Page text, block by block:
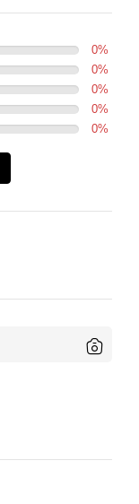
0%
0%
0%
0%
0%